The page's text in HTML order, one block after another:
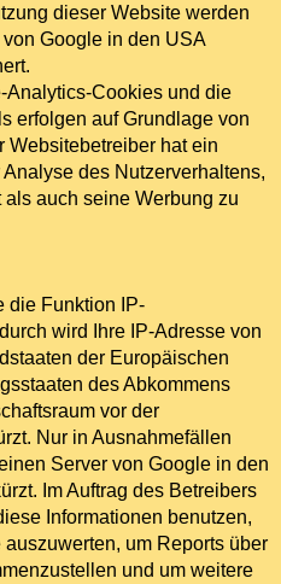
dieser Website werden
Google in den USA
Analytics-Cookies und die
erfolgen auf Grundlage von
Websitebetreiber hat ein
des Nutzerverhaltens,
auch seine Werbung zu
die Funktion IP-
wird Ihre IP-Adresse von
der Europäischen
des Abkommens
vor der
Nur in Ausnahmefällen
Server von Google in den
Im Auftrag des Betreibers
Informationen benutzen,
um Reports über
und um weitere